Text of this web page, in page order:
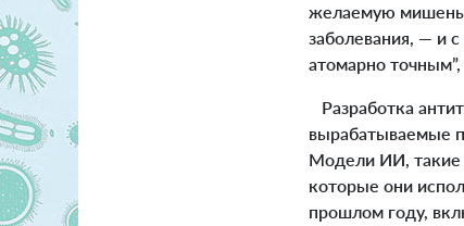
желаемую мишень
заболевания, — и
атомарно
Разработка
вырабатываемые
Модели ИИ, такие
которые они
прошлом году,